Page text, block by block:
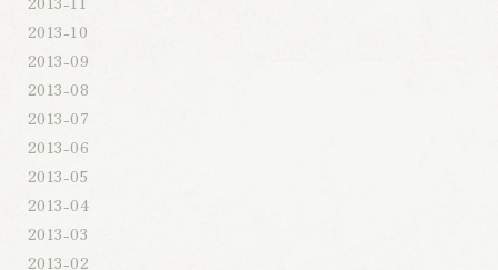
2013-10
2013-09
2013-08
2013-07
2013-06
2013-05
2013-04
2013-03
2013-02